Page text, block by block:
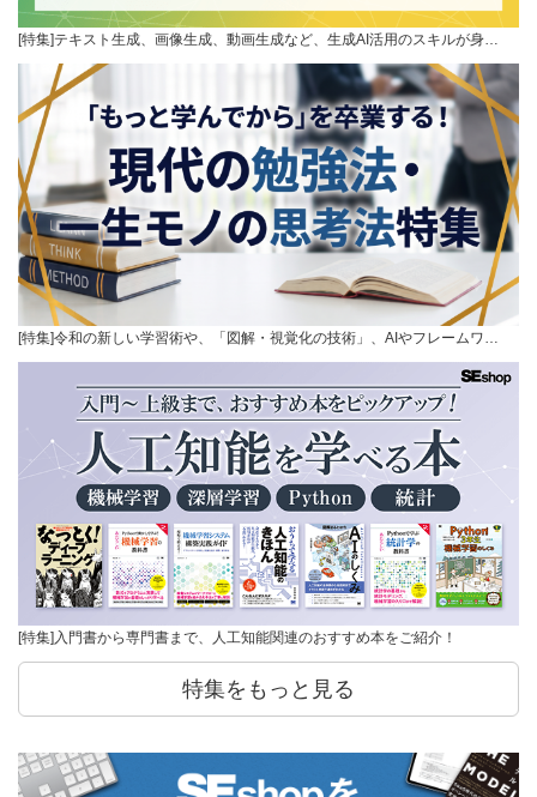
[特集]テキスト生成、画像生成、動画生成など、生成AI活用のスキルが身…
[特集]令和の新しい学習術や、「図解・視覚化の技術」、AIやフレームワ…
[特集]入門書から専門書まで、人工知能関連のおすすめ本をご紹介！
特集をもっと見る